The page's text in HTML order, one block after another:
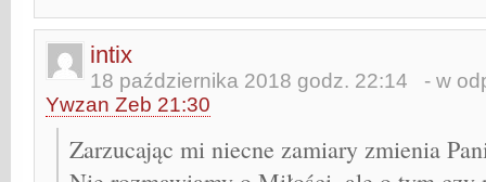
intix
18 października 2018 godz. 22:14 - w
Ywzan Zeb 21:30
Zarzucając mi niecne zamiary zmienia